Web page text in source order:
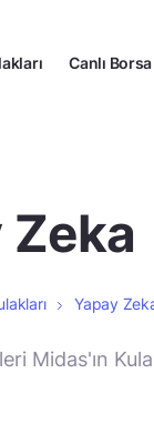
Canlı Borsa
Zeka
Yapay
Midas'ın